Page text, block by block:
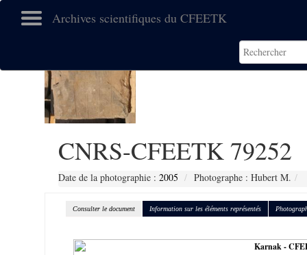
Archives scientifiques du CFEETK
CNRS-CFEETK 79252
Date de la photographie : 2005 Photographe : Hubert M.
Consulter le document Information sur les éléments représentés